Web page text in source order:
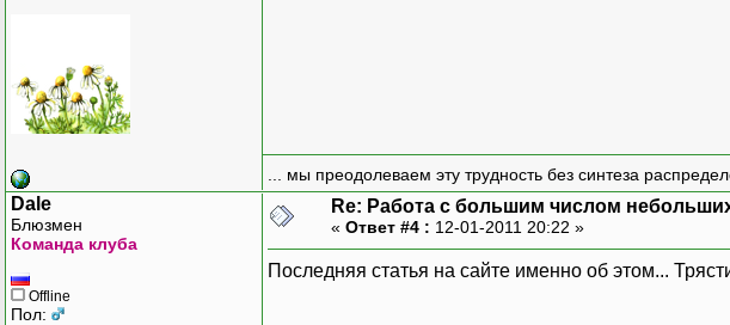
... мы преодолеваем эту трудность без синтеза
Dale
Блюзмен
Команда клуба
Offline
Пол:
Re: Работа с большим числом
« Ответ #4 : 12-01-2011 20:22 »
Последняя статья на сайте именно об этом...